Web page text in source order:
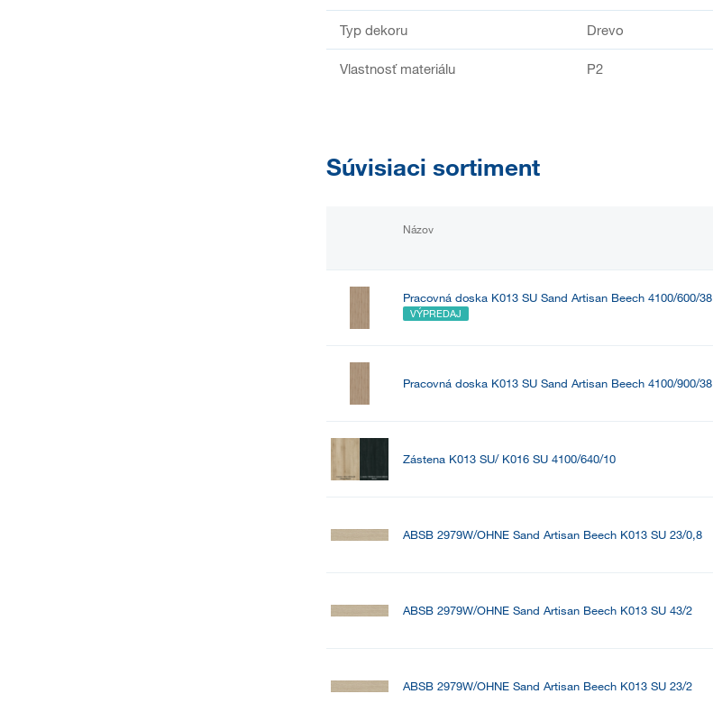
Typ dekoru Drevo
Vlastnosť materiálu P2
Súvisiaci sortiment
Názov
Pracovná doska K013 SU Sand Artisan Beech 4100/600/38
VÝPREDAJ
Pracovná doska K013 SU Sand Artisan Beech 4100/900/38
Zástena K013 SU/ K016 SU 4100/640/10
ABSB 2979W/OHNE Sand Artisan Beech K013 SU 23/0,8
ABSB 2979W/OHNE Sand Artisan Beech K013 SU 43/2
ABSB 2979W/OHNE Sand Artisan Beech K013 SU 23/2